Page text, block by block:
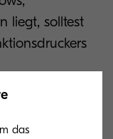
liegt, solltest
das